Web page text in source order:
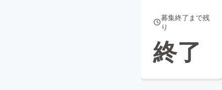
募集終了まで残
り
終了